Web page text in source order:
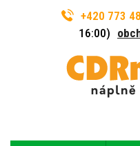
+420 773
16:00)